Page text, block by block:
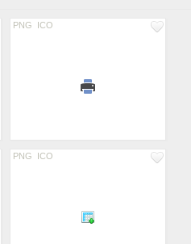
PNG ICO
PNG ICO